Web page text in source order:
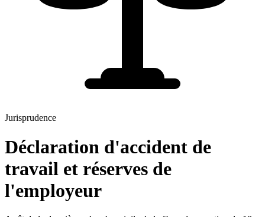
Jurisprudence
Déclaration d'accident de
travail et réserves de
l'employeur